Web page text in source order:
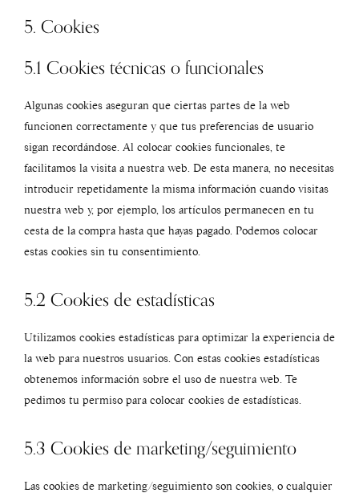
5. Cookies
5.1 Cookies técnicas o funcionales
Algunas cookies aseguran que ciertas partes de la web
funcionen correctamente y que tus preferencias de usuario
sigan recordándose. Al colocar cookies funcionales, te
facilitamos la visita a nuestra web. De esta manera, no necesitas
introducir repetidamente la misma información cuando visitas
nuestra web y, por ejemplo, los artículos permanecen en tu
cesta de la compra hasta que hayas pagado. Podemos colocar
estas cookies sin tu consentimiento.
5.2 Cookies de estadísticas
Utilizamos cookies estadísticas para optimizar la experiencia de
la web para nuestros usuarios. Con estas cookies estadísticas
obtenemos información sobre el uso de nuestra web. Te
pedimos tu permiso para colocar cookies de estadísticas.
5.3 Cookies de marketing/seguimiento
Las cookies de marketing/seguimiento son cookies, o cualquier